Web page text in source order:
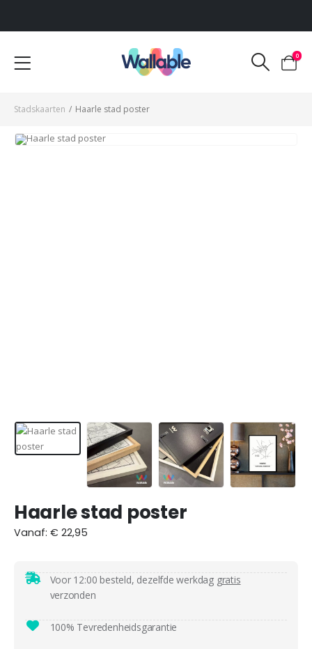
Voor 12:00 uur besteld, dezelfde werkdag verzonden
0
Stadskaarten / Haarle stad poster
Haarle stad poster
Vanaf: € 22,95
Voor 12:00 besteld, dezelfde werkdag gratis
verzonden
100% Tevredenheidsgarantie